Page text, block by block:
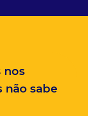
nos
não sabe